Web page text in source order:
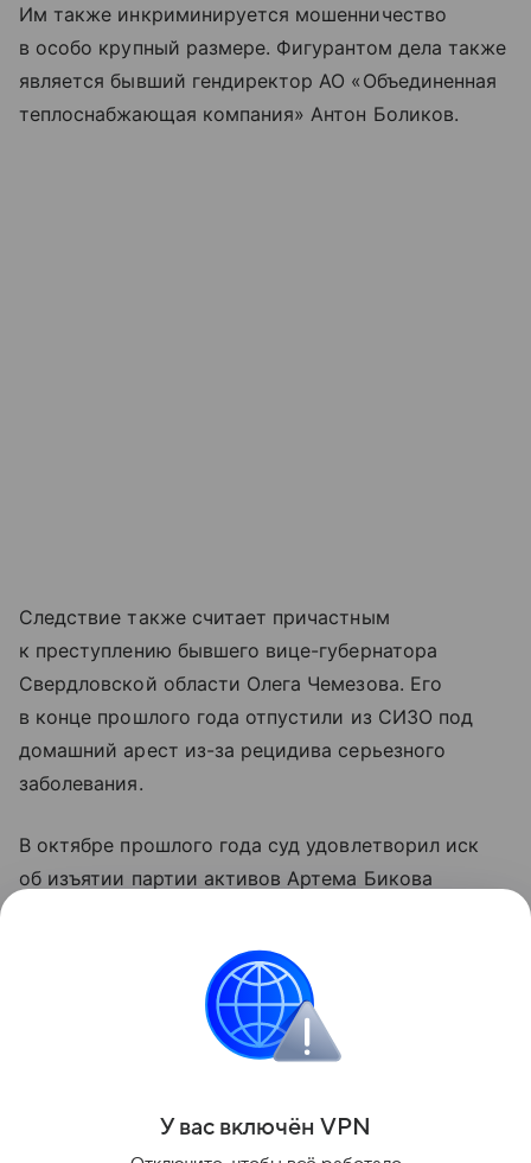
Им также инкриминируется мошенничество
в особо крупный размере. Фигурантом дела также
является бывший гендиректор АО «Объединенная
теплоснабжающая компания» Антон Боликов.
Следствие также считает причастным
к преступлению бывшего вице-губернатора
Свердловской области Олега Чемезова. Его
в конце прошлого года отпустили из СИЗО под
домашний арест из-за рецидива серьезного
заболевания.
В октябре прошлого года суд удовлетворил иск
об изъятии партии активов Артема Бикова
обратили «Корпорацию СТС», «Облкоммунэнерго»,
СУЭНКО, Курганскую ТЭЦ и другие компании.
Всего были изъяты акции и доли в 38 обществах
общей капитализацией свыше 134 млрд руб.
Поделиться
У вас включён VPN